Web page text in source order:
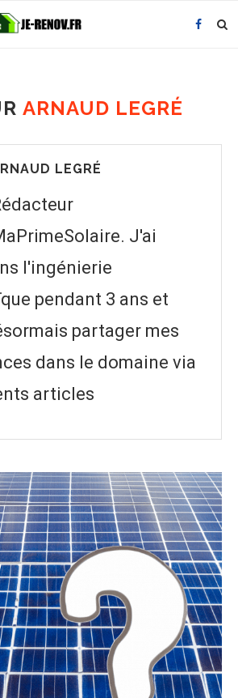
ARNAUD LEGRÉ
LEGRÉ
J'ai
l'ingénierie
pendant 3 ans et
partager mes
dans le domaine via
articles